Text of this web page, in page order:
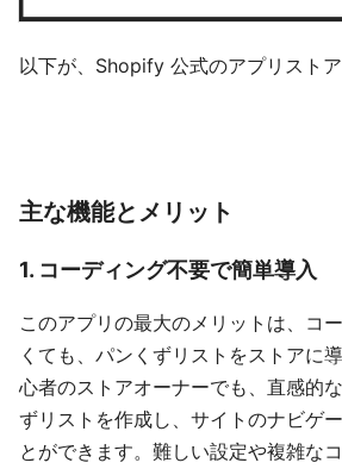
以下が、Shopify 公式のアプリストア
主な機能とメリット
1. コーディング不要で簡単導入
このアプリの最大のメリットは、コ
くても、パンくずリストをストアに
心者のストアオーナーでも、直感的
ずリストを作成し、サイトのナビゲ
とができます。難しい設定や複雑な